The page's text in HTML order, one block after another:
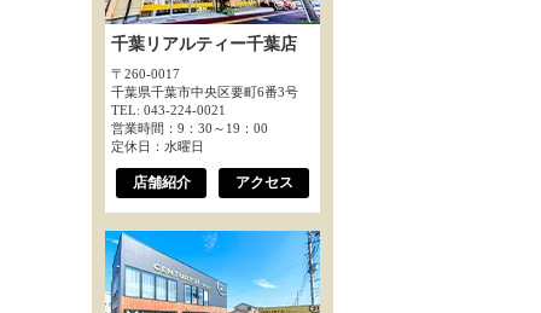
千葉リアルティー千葉店
〒260-0017
千葉県千葉市中央区要町6番3号
TEL: 043-224-0021
営業時間：9：30～19：00
定休日：水曜日
店舗紹介 アクセス